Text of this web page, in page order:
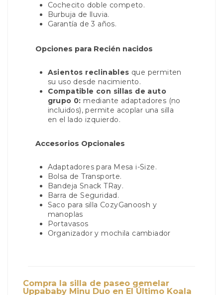
Cochecito doble competo.
Burbuja de lluvia.
Garantía de 3 años.
Opciones para Recién nacidos
Asientos reclinables que permiten
su uso desde nacimiento.
Compatible con sillas de auto
grupo 0: mediante adaptadores (no
incluidos), permite acoplar una silla
en el lado izquierdo.
Accesorios Opcionales
Adaptadores para Mesa i-Size.
Bolsa de Transporte.
Bandeja Snack TRay.
Barra de Seguridad.
Saco para silla CozyGanoosh y
manoplas
Portavasos
Organizador y mochila cambiador
Compra la silla de paseo gemelar
Uppababy Minu Duo en El Último Koala